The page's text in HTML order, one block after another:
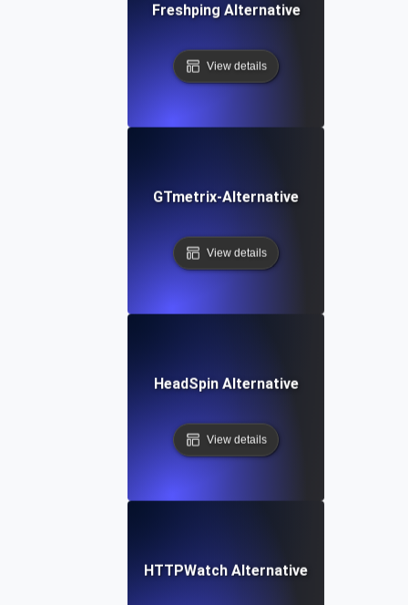
Freshping Alternative
View details
GTmetrix-Alternative
View details
HeadSpin Alternative
View details
HTTPWatch Alternative